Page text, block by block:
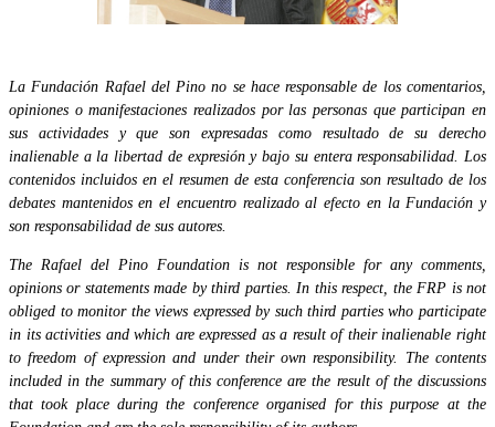
La Fundación Rafael del Pino no se hace responsable de los comentarios,
opiniones o manifestaciones realizados por las personas que participan en
sus actividades y que son expresadas como resultado de su derecho
inalienable a la libertad de expresión y bajo su entera responsabilidad. Los
contenidos incluidos en el resumen de esta conferencia son resultado de los
debates mantenidos en el encuentro realizado al efecto en la Fundación y
son responsabilidad de sus autores.
The Rafael del Pino Foundation is not responsible for any comments,
opinions or statements made by third parties. In this respect, the FRP is not
obliged to monitor the views expressed by such third parties who participate
in its activities and which are expressed as a result of their inalienable right
to freedom of expression and under their own responsibility. The contents
included in the summary of this conference are the result of the discussions
that took place during the conference organised for this purpose at the